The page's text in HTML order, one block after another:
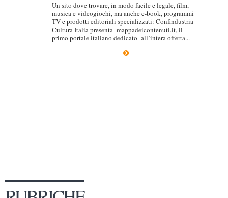
Dicono di Noi
Rassegna Stampa
Tabù Festival 2014
Un sito dove trovare, in modo facile e legale, film,
musica e videogiochi, ma anche e-book, programmi
TV e prodotti editoriali specializzati: Confindustria
Cultura Italia presenta mappadeicontenuti.it, il
primo portale italiano dedicato all’intera offerta...